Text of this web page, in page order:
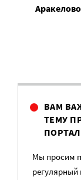
ВАМ
ТЕМУ
Мы просим
регулярный